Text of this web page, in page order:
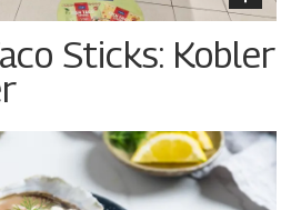
Sticks: Kobler